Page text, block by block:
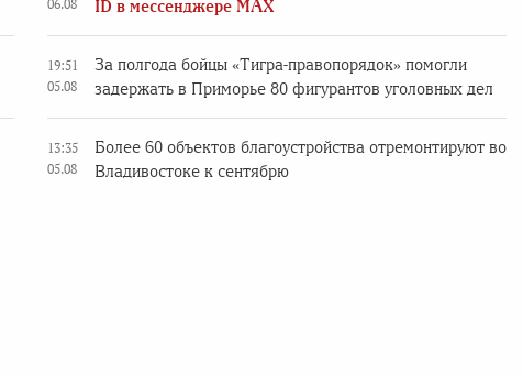
06.08
ID в мессенджере MAX
19:51
05.08
За полгода бойцы «Тигра-правопорядок» помогли
задержать в Приморье 80 фигурантов уголовных дел
13:35
05.08
Более 60 объектов благоустройства отремонтируют во
Владивостоке к сентябрю